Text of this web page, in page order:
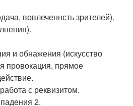
вовлеченнсть зрителей).
и обнажения (искусство
провокация, прямое
с реквизитом.
2.